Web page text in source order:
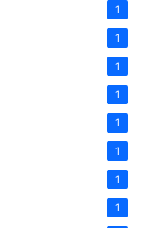
1
1
1
1
1
1
1
1